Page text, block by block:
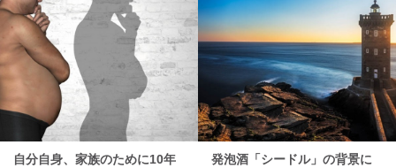
自分自身、家族のために10年
発泡酒「シードル」の背景に